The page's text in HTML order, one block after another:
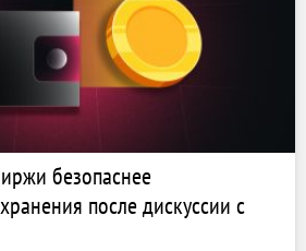
безопаснее
после дискуссии с